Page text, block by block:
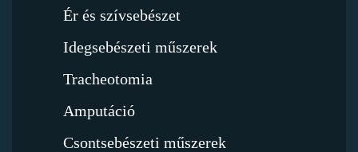
Ér és szívsebészet
Idegsebészeti műszerek
Tracheotomia
Amputáció
Csontsebészeti műszerek